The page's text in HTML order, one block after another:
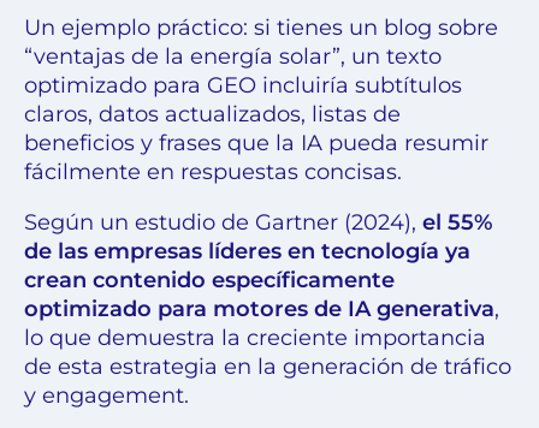
Un ejemplo práctico: si tienes un blog sobre
“ventajas de la energía solar”, un texto
optimizado para GEO incluiría subtítulos
claros, datos actualizados, listas de
beneficios y frases que la IA pueda resumir
fácilmente en respuestas concisas.
Según un estudio de Gartner (2024), el 55%
de las empresas líderes en tecnología ya
crean contenido específicamente
optimizado para motores de IA generativa,
lo que demuestra la creciente importancia
de esta estrategia en la generación de tráfico
y engagement.